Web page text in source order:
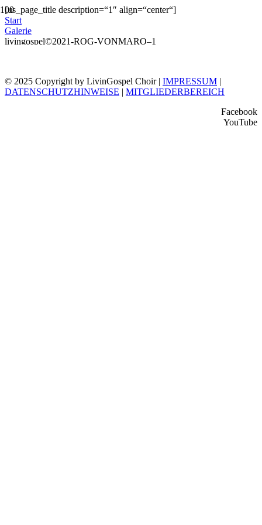
[us_page_title description=“1″ align=“center“]
Start
Galerie
livingospel©2021-ROG-VONMARO–1
© 2025 Copyright by LivinGospel Choir | IMPRESSUM |
DATENSCHUTZHINWEISE | MITGLIEDERBEREICH
Facebook
YouTube